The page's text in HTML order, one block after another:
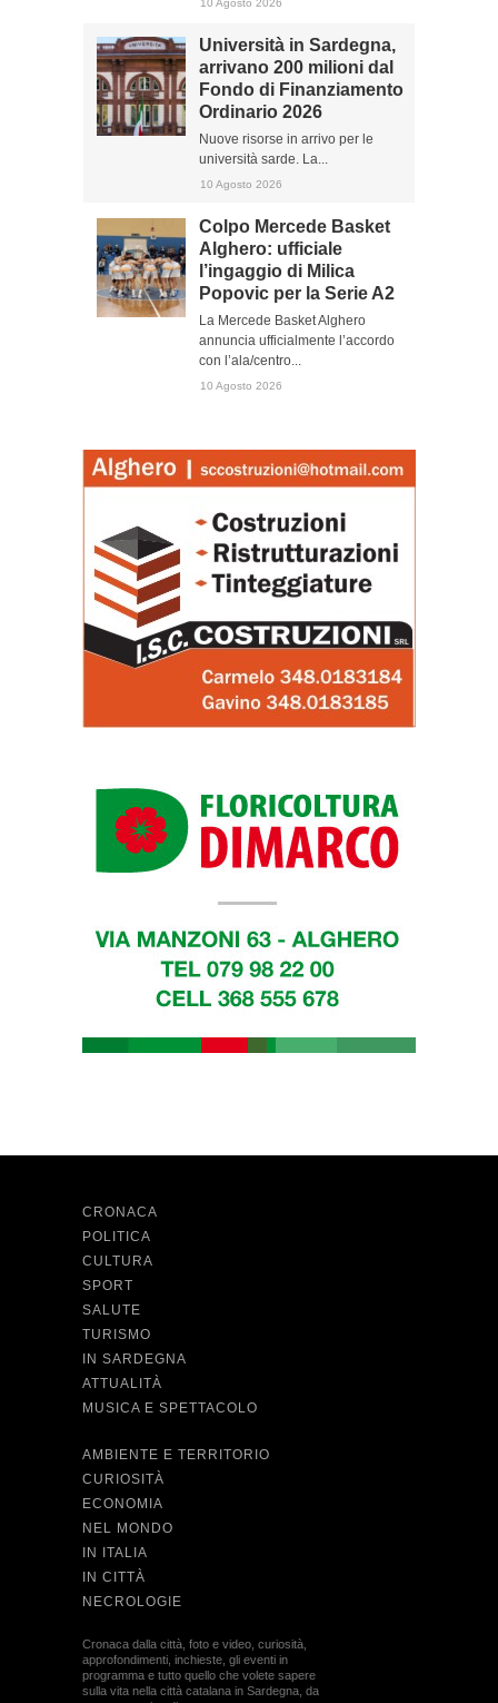
10 Agosto 2026
Università in Sardegna,
arrivano 200 milioni dal
Fondo di Finanziamento
Ordinario 2026
Nuove risorse in arrivo per le
università sarde. La...
10 Agosto 2026
Colpo Mercede Basket
Alghero: ufficiale
l’ingaggio di Milica
Popovic per la Serie A2
La Mercede Basket Alghero
annuncia ufficialmente l’accordo
con l’ala/centro...
10 Agosto 2026
CRONACA
POLITICA
CULTURA
SPORT
SALUTE
TURISMO
IN SARDEGNA
ATTUALITÀ
MUSICA E SPETTACOLO
AMBIENTE E TERRITORIO
CURIOSITÀ
ECONOMIA
NEL MONDO
IN ITALIA
IN CITTÀ
NECROLOGIE
Cronaca dalla città, foto e video, curiosità,
approfondimenti, inchieste, gli eventi in
programma e tutto quello che volete sapere
sulla vita nella città catalana in Sardegna, da